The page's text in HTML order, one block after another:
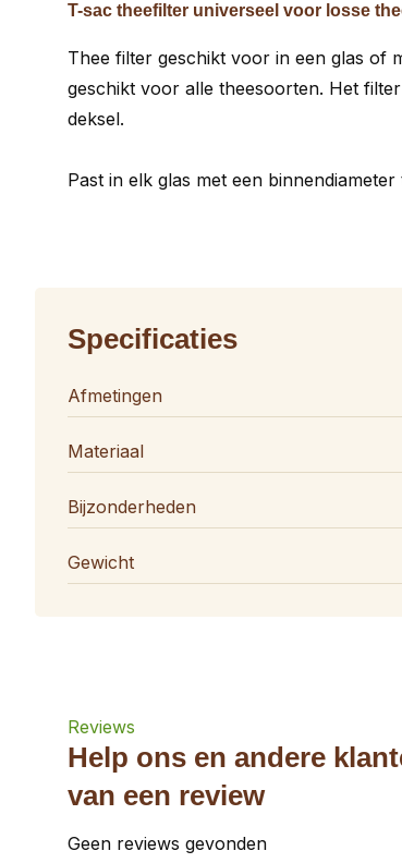
T-sac theefilter universeel voor losse
Thee filter geschikt voor in een glas of
geschikt voor alle theesoorten. Het
deksel.
Past in elk glas met een
Specificaties
Afmetingen
Materiaal
Bijzonderheden
Gewicht
Reviews
Help ons en andere
van een review
Geen reviews gevonden